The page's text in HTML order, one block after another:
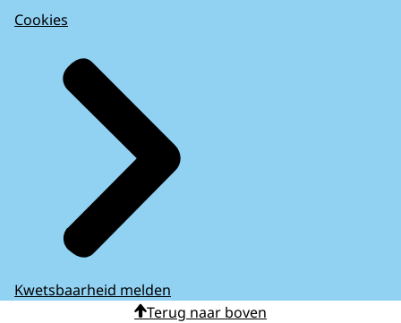
Cookies
Kwetsbaarheid melden
Terug naar boven